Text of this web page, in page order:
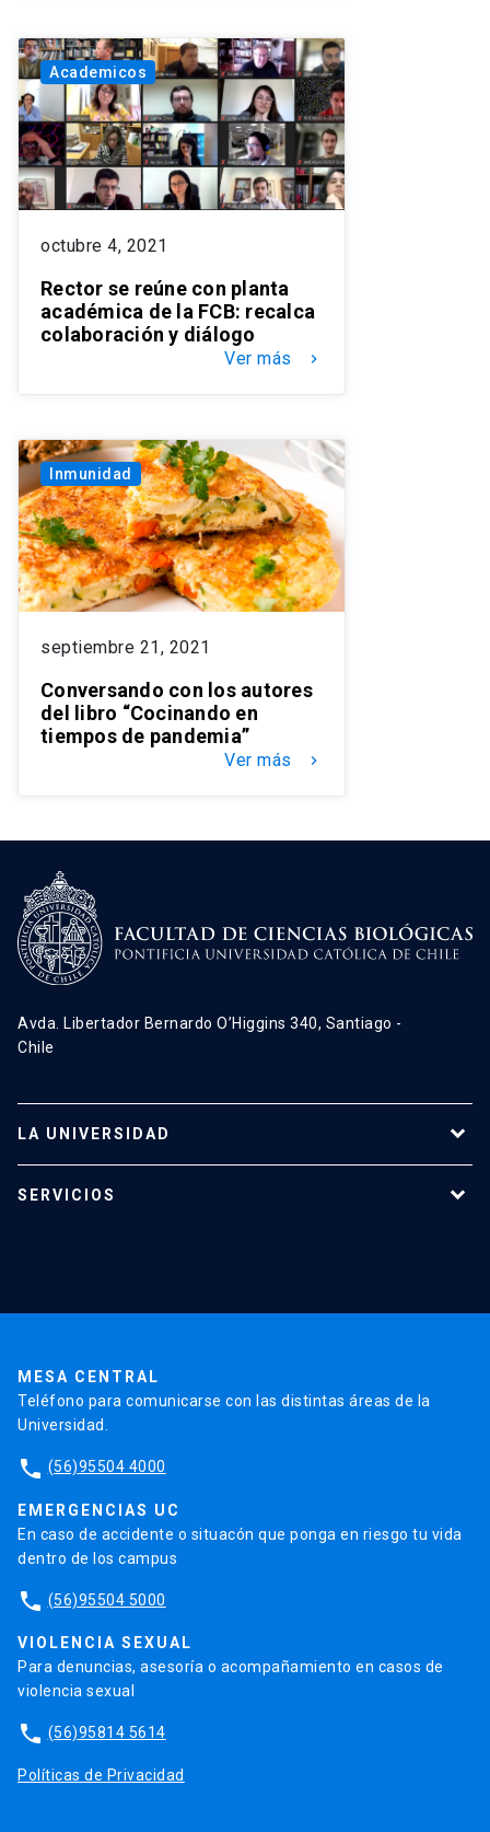
Academicos
octubre 4, 2021
Rector se reúne con planta
académica de la FCB: recalca
colaboración y diálogo
Ver más keyboard_arrow_right
Inmunidad
septiembre 21, 2021
Conversando con los autores
del libro “Cocinando en
tiempos de pandemia”
Ver más keyboard_arrow_right
Avda. Libertador Bernardo O’Higgins 340, Santiago -
Chile
LA UNIVERSIDAD
Admisión
SERVICIOS
MESA CENTRAL
Teléfono para comunicarse con las distintas áreas de la
Universidad.
phone (56)95504 4000
EMERGENCIAS UC
En caso de accidente o situacón que ponga en riesgo tu vida
dentro de los campus
phone (56)95504 5000
VIOLENCIA SEXUAL
Para denuncias, asesoría o acompañamiento en casos de
violencia sexual
phone (56)95814 5614
Políticas de Privacidad